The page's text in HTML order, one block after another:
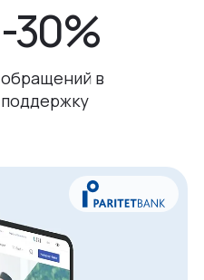
-30%
обращений в
поддержку